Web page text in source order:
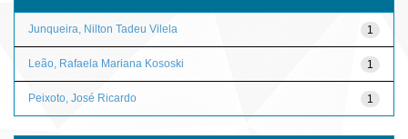
1
Junqueira, Nilton Tadeu Vilela
1
Leão, Rafaela Mariana Kososki
1
Peixoto, José Ricardo